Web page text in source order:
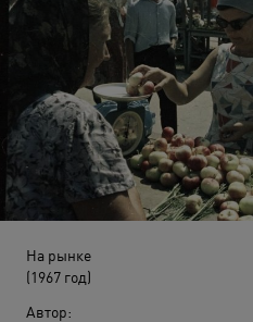
На рынке
(1967 год)
Автор: